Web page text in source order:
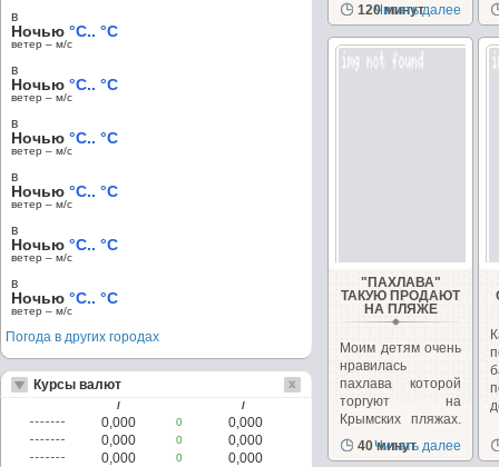
120 минут
Читать далее
"ПАХЛАВА"
ТАКУЮ ПРОДАЮТ
НА ПЛЯЖЕ
Моим детям очень
нравилась
пахлава которой
торгуют на
Крымских пляжах.
Перепробовали...
40 минут
Читать далее
в
Ночью °C.. °C
ветер – м/c
в
Ночью °C.. °C
ветер – м/c
в
Ночью °C.. °C
ветер – м/c
в
Ночью °C.. °C
ветер – м/c
в
Ночью °C.. °C
ветер – м/c
в
Ночью °C.. °C
ветер – м/c
Погода в других городах
Курсы валют
/ /
0,000 0
0,000
0,000
0
0,000
0,000
0
0,000